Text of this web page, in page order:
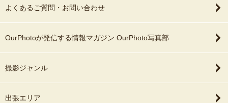
よくあるご質問・お問い合わせ
OurPhotoが発信する情報マガジン OurPhoto写真部
撮影ジャンル
出張エリア